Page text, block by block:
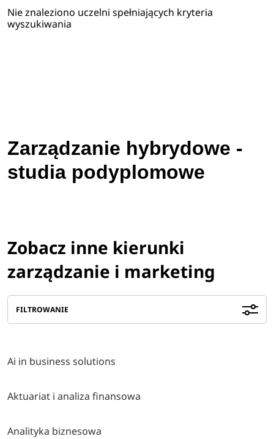
Nie znaleziono uczelni spełniających kryteria
wyszukiwania
Zarządzanie hybrydowe -
studia podyplomowe
Zobacz inne kierunki
zarządzanie i marketing
FILTROWANIE
Ai in business solutions
Aktuariat i analiza finansowa
Analityka biznesowa